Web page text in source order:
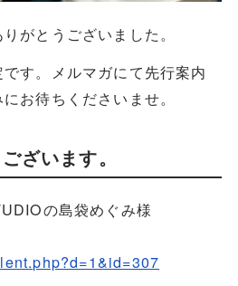
がとうございました。
す。メルマガにて先行案内
お待ちくださいませ。
ざいます。
の島袋めぐみ様